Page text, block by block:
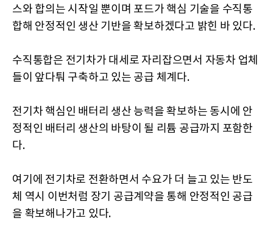
스와 합의는 시작일 뿐이며 포드가 핵심 기술을 수직통
합해 안정적인 생산 기반을 확보하겠다고 밝힌 바 있다.
수직통합은 전기차가 대세로 자리잡으면서 자동차 업체
들이 앞다퉈 구축하고 있는 공급 체계다.
전기차 핵심인 배터리 생산 능력을 확보하는 동시에 안
정적인 배터리 생산의 바탕이 될 리튬 공급까지 포함한
다.
여기에 전기차로 전환하면서 수요가 더 늘고 있는 반도
체 역시 이번처럼 장기 공급계약을 통해 안정적인 공급
을 확보해나가고 있다.